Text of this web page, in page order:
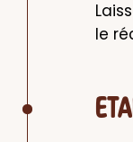
le